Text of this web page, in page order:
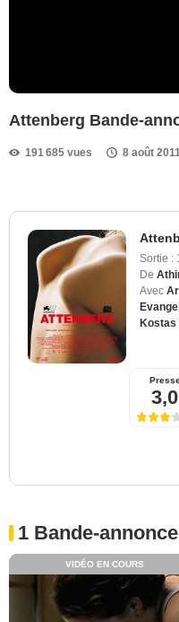
Attenberg Bande-
191 685 vues 8 août 2011
Sortie :
De
Avec
Kostas
3,0
1 Bande-
VIDÉO EN COURS